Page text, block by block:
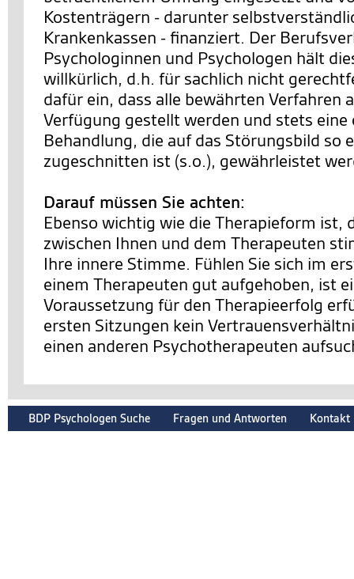
Kostenträgern - darunter
Krankenkassen - finanziert. Der
Psychologinnen und Psychologen hält
willkürlich, d.h. für sachlich nicht
dafür ein, dass alle bewährten Verfahren
Verfügung gestellt werden und stets eine
Behandlung, die auf das Störungsbild so
zugeschnitten ist (s.o.), gewährleistet
Darauf müssen Sie achten:
Ebenso wichtig wie die Therapieform ist,
zwischen Ihnen und dem Therapeuten
Ihre innere Stimme. Fühlen Sie sich im
einem Therapeuten gut aufgehoben, ist
Voraussetzung für den Therapieerfolg
ersten Sitzungen kein
einen anderen Psychotherapeuten
BDP Psychologen Suche Fragen und Antworten Kontakt